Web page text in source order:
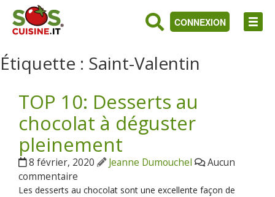
CONNEXION
Étiquette : Saint-Valentin
TOP 10: Desserts au
chocolat à déguster
pleinement
8 février, 2020 Jeanne Dumouchel
Aucun
commentaire
Les desserts au chocolat sont une excellente façon de